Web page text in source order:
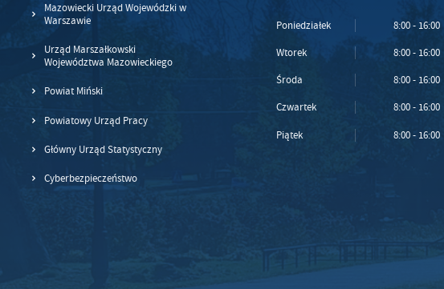
Mazowiecki Urząd Wojewódzki w
Warszawie
Urząd Marszałkowski
Województwa Mazowieckiego
Powiat Miński
Powiatowy Urząd Pracy
Główny Urząd Statystyczny
Cyberbezpieczeństwo
Poniedziałek 8:00 - 16:00
Wtorek 8:00 - 16:00
Środa 8:00 - 16:00
Czwartek 8:00 - 16:00
Piątek 8:00 - 16:00